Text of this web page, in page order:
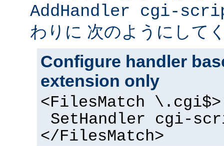
AddHandler cgi-
わりに 次のようにして
Configure handler
extension only
<FilesMatch \.cgi$>
SetHandler cgi-
</FilesMatch>